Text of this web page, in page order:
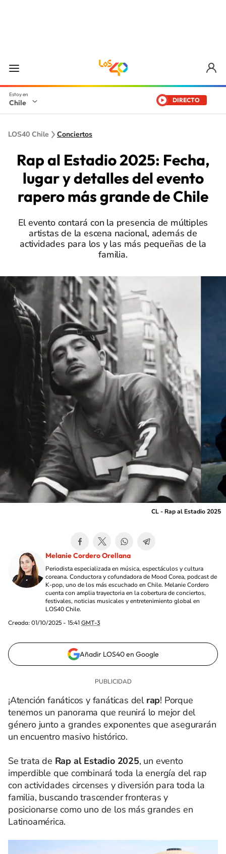
Chile DIRECTO
LOS40 Chile Conciertos
Rap al Estadio 2025: Fecha,
lugar y detalles del evento
rapero más grande de Chile
El evento contará con la presencia de múltiples
artistas de la escena nacional, además de
actividades para los y las más pequeñas de la
familia.
CL - Rap al Estadio 2025
Melanie Cordero Orellana
Periodista especializada en música, espectáculos y cultura
coreana. Conductora y cofundadora de Mood Corea, podcast de
K-pop, uno de los más escuchado en Chile. Melanie Cordero
cuenta con amplia trayectoria en la cobertura de conciertos,
festivales, noticias musicales y entretenimiento global en
LOS40 Chile.
Creada: 01/10/2025 - 15:41 GMT-3
Añadir LOS40 en Google
¡Atención fanáticos y fanáticas del rap! Porque
tenemos un panorama que reunirá lo mejor del
género junto a grandes exponentes que asegurarán
un encuentro masivo histórico.
Se trata de Rap al Estadio 2025, un evento
imperdible que combinará toda la energía del rap
con actividades circenses y diversión para toda la
familia, buscando trascender fronteras y
posicionarse como uno de los más grandes en
Latinoamérica.